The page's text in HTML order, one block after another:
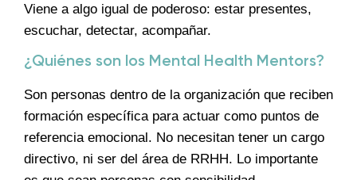
Viene a algo igual de poderoso: estar presentes,
escuchar, detectar, acompañar.
¿Quiénes son los Mental Health Mentors?
Son personas dentro de la organización que reciben
formación específica para actuar como puntos de
referencia emocional. No necesitan tener un cargo
directivo, ni ser del área de RRHH. Lo importante